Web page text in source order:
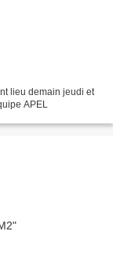
lieu demain jeudi et
APEL